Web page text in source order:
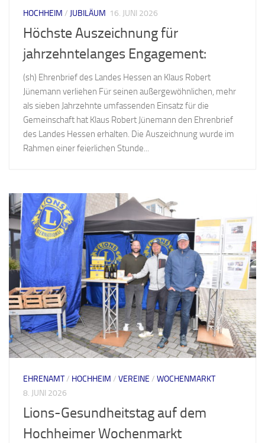
HOCHHEIM / JUBILÄUM 16. JUNI 2026
Höchste Auszeichnung für
jahrzehntelanges Engagement:
(sh) Ehrenbrief des Landes Hessen an Klaus Robert
Jünemann verliehen Für seinen außergewöhnlichen, mehr
als sieben Jahrzehnte umfassenden Einsatz für die
Gemeinschaft hat Klaus Robert Jünemann den Ehrenbrief
des Landes Hessen erhalten. Die Auszeichnung wurde im
Rahmen einer feierlichen Stunde...
EHRENAMT/ HOCHHEIM / VEREINE / WOCHENMARKT
8. JUNI 2026
Lions-Gesundheitstag auf dem
Hochheimer Wochenmarkt